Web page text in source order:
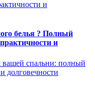
белья ? Полный
и